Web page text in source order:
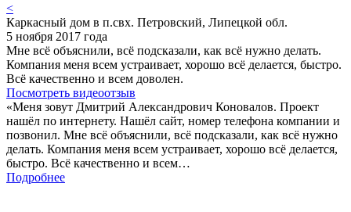
<
Каркасный дом в п.свх. Петровский, Липецкой обл.
5 ноября 2017 года
Мне всё объяснили, всё подсказали, как всё нужно делать.
Компания меня всем устраивает, хорошо всё делается, быстро.
Всё качественно и всем доволен.
Посмотреть видеоотзыв
«Меня зовут Дмитрий Александрович Коновалов. Проект
нашёл по интернету. Нашёл сайт, номер телефона компании и
позвонил. Мне всё объяснили, всё подсказали, как всё нужно
делать. Компания меня всем устраивает, хорошо всё делается,
быстро. Всё качественно и всем…
Подробнее